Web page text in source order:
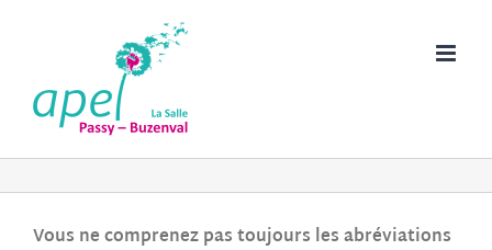
Vous ne comprenez pas toujours les abréviations